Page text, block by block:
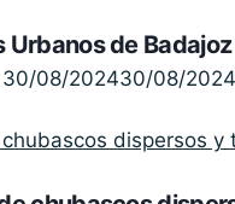
Urbanos de
30/08/202430/08/2024